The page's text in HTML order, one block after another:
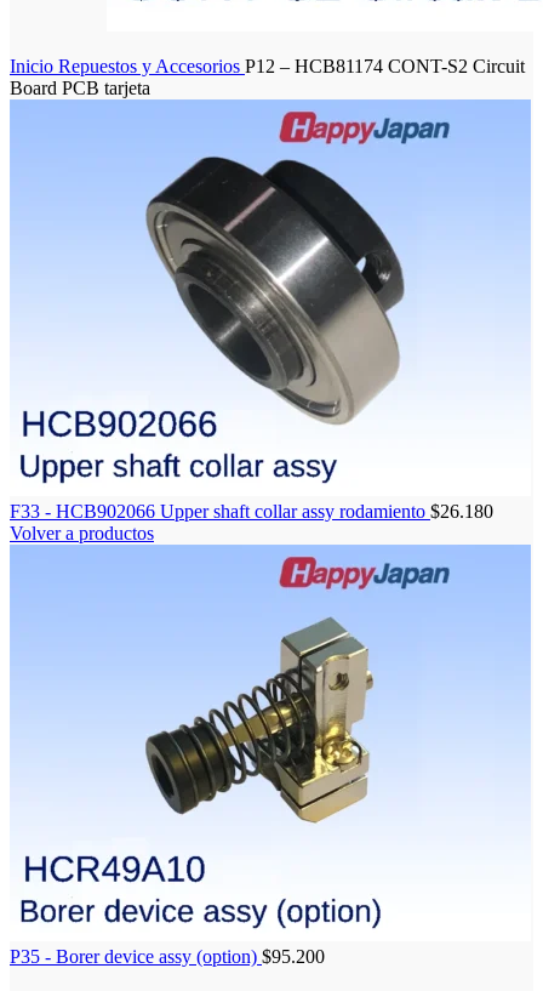
Inicio Repuestos y Accesorios P12 – HCB81174 CONT-S2 Circuit
Board PCB tarjeta
F33 - HCB902066 Upper shaft collar assy rodamiento $26.180
Volver a productos
P35 - Borer device assy (option) $95.200